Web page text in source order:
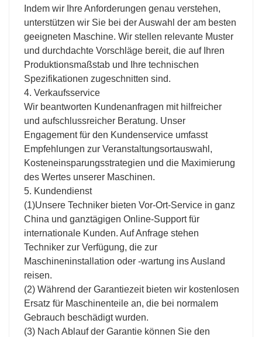
Indem wir Ihre Anforderungen genau verstehen,
unterstützen wir Sie bei der Auswahl der am besten
geeigneten Maschine. Wir stellen relevante Muster
und durchdachte Vorschläge bereit, die auf Ihren
Produktionsmaßstab und Ihre technischen
Spezifikationen zugeschnitten sind.
4. Verkaufsservice
Wir beantworten Kundenanfragen mit hilfreicher
und aufschlussreicher Beratung. Unser
Engagement für den Kundenservice umfasst
Empfehlungen zur Veranstaltungsortauswahl,
Kosteneinsparungsstrategien und die Maximierung
des Wertes unserer Maschinen.
5. Kundendienst
(1)Unsere Techniker bieten Vor-Ort-Service in ganz
China und ganztägigen Online-Support für
internationale Kunden. Auf Anfrage stehen
Techniker zur Verfügung, die zur
Maschineninstallation oder -wartung ins Ausland
reisen.
(2) Während der Garantiezeit bieten wir kostenlosen
Ersatz für Maschinenteile an, die bei normalem
Gebrauch beschädigt wurden.
(3) Nach Ablauf der Garantie können Sie den